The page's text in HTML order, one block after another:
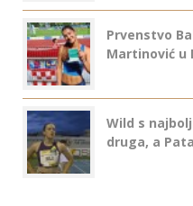
Prvenstvo
Martinović u
Wild s
druga, a